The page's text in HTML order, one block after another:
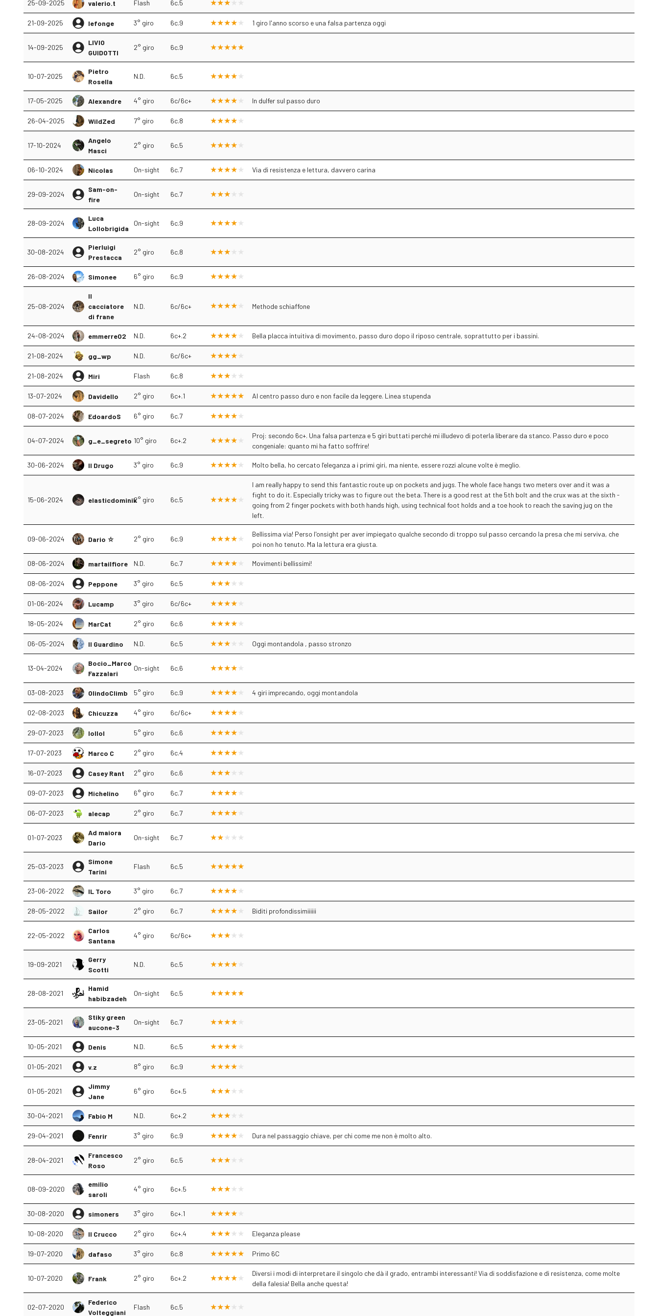
25-09-2025 valerio.t Flash 6c.5
21-09-2025 lefonge 3° giro 6c.9 1 giro l'anno scorso e una falsa partenza oggi
14-09-2025
LIVIO
GUIDOTTI
2° giro 6c.9
10-07-2025
Pietro
Rosella
N.D. 6c.5
17-05-2025 Alexandre 4° giro 6c/6c+ In dulfer sul passo duro
26-04-2025 WildZed 7° giro 6c.8
17-10-2024
Angelo
Masci
2° giro 6c.5
06-10-2024 Nicolas On-sight 6c.7 Via di resistenza e lettura, davvero carina
29-09-2024
Sam-on-
fire
On-sight 6c.7
28-09-2024
Luca
Lollobrigida
On-sight 6c.9
30-08-2024
Pierluigi
Prestacca
2° giro 6c.8
26-08-2024 Simonee 6° giro 6c.9
25-08-2024
Il
cacciatore
di frane
N.D. 6c/6c+ Methode schiaffone
24-08-2024 emmerre02 N.D. 6c+.2 Bella placca intuitiva di movimento, passo duro dopo il riposo centrale, soprattutto per i bassini.
21-08-2024 gg_wp N.D. 6c/6c+
21-08-2024 Miri Flash 6c.8
13-07-2024 Davidello 2° giro 6c+.1 Al centro passo duro e non facile da leggere. Linea stupenda
08-07-2024 EdoardoS 6° giro 6c.7
04-07-2024 g_e_segreto 10° giro 6c+.2
Proj: secondo 6c+. Una falsa partenza e 5 giri buttati perché mi illudevo di poterla liberare da stanco. Passo duro e poco
congeniale: quanto mi ha fatto soffrire!
30-06-2024 Il Drugo 3° giro 6c.9 Molto bella, ho cercato l’eleganza a i primi giri, ma niente, essere rozzi alcune volte è meglio.
15-06-2024 elasticdominik2° giro 6c.5
I am really happy to send this fantastic route up on pockets and jugs. The whole face hangs two meters over and it was a
fight to do it. Especially tricky was to figure out the beta. There is a good rest at the 5th bolt and the crux was at the sixth -
going from 2 finger pockets with both hands high, using technical foot holds and a toe hook to reach the saving jug on the
left.
09-06-2024 Dario ☆ 2° giro 6c.9
Bellissima via! Perso l'onsight per aver impiegato qualche secondo di troppo sul passo cercando la presa che mi serviva, che
poi non ho tenuto. Ma la lettura era giusta.
08-06-2024 martailfiore N.D. 6c.7 Movimenti bellissimi!
08-06-2024 Peppone 3° giro 6c.5
01-06-2024 Lucamp 3° giro 6c/6c+
18-05-2024 MarCat 2° giro 6c.6
06-05-2024 Il Guardino N.D. 6c.5 Oggi montandola , passo stronzo
13-04-2024
Bocio_Marco
Fazzalari
On-sight 6c.6
03-08-2023 OlindoClimb 5° giro 6c.9 4 giri imprecando, oggi montandola
02-08-2023 Chicuzza 4° giro 6c/6c+
29-07-2023 lollol 5° giro 6c.6
17-07-2023 Marco C 2° giro 6c.4
16-07-2023 Casey Rant 2° giro 6c.6
09-07-2023 Michelino 6° giro 6c.7
06-07-2023 alecap 2° giro 6c.7
01-07-2023
Ad maiora
Dario
On-sight 6c.7
25-03-2023
Simone
Tarini
Flash 6c.5
23-06-2022 IL Toro 3° giro 6c.7
28-05-2022 Sailor 2° giro 6c.7 Biditi profondissimiiiiii
22-05-2022
Carlos
Santana
4° giro 6c/6c+
19-09-2021
Gerry
Scotti
N.D. 6c.5
28-08-2021
Hamid
habibzadeh
On-sight 6c.5
23-05-2021
Stiky green
aucone-3
On-sight 6c.7
10-05-2021 Denis N.D. 6c.5
01-05-2021 v.z 8° giro 6c.9
01-05-2021
Jimmy
Jane
6° giro 6c+.5
30-04-2021 Fabio M N.D. 6c+.2
29-04-2021 Fenrir 3° giro 6c.9 Dura nel passaggio chiave, per chi come me non è molto alto.
28-04-2021
Francesco
Roso
2° giro 6c.5
08-09-2020
emilio
saroli
4° giro 6c+.5
30-08-2020 simoners 3° giro 6c+.1
10-08-2020 Il Crucco 2° giro 6c+.4 Eleganza please
19-07-2020 dafaso 3° giro 6c.8 Primo 6C
10-07-2020 Frank 2° giro 6c+.2
Diversi i modi di interpretare il singolo che dà il grado, entrambi interessanti! Via di soddisfazione e di resistenza, come molte
della falesia! Bella anche questa!
02-07-2020
Federico
Volteggiani
Flash 6c.5